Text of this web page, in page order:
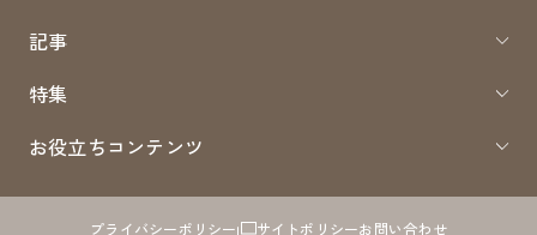
記事
特集
お役立ちコンテンツ
プライバシーポリシー サイトポリシーお問い合わせ